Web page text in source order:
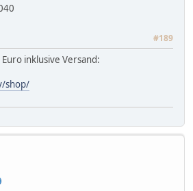
#189
inklusive Versand:
shop/